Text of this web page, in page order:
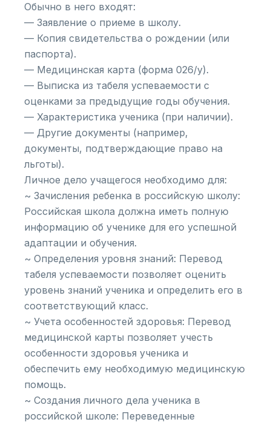
Обычно в него входят:
— Заявление о приеме в школу.
— Копия свидетельства о рождении (или
паспорта).
— Медицинская карта (форма 026/у).
— Выписка из табеля успеваемости с
оценками за предыдущие годы обучения.
— Характеристика ученика (при наличии).
— Другие документы (например,
документы, подтверждающие право на
льготы).
Личное дело учащегося необходимо для:
~ Зачисления ребенка в российскую школу:
Российская школа должна иметь полную
информацию об ученике для его успешной
адаптации и обучения.
~ Определения уровня знаний: Перевод
табеля успеваемости позволяет оценить
уровень знаний ученика и определить его в
соответствующий класс.
~ Учета особенностей здоровья: Перевод
медицинской карты позволяет учесть
особенности здоровья ученика и
обеспечить ему необходимую медицинскую
помощь.
~ Создания личного дела ученика в
российской школе: Переведенные